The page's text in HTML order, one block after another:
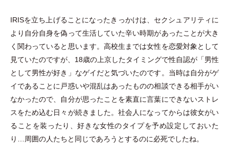
IRISを立ち上げることになったきっかけは、セクシュアリティに
より自分自身を偽って生活していた辛い時期があったことが大き
く関わっていると思います。高校生までは女性を恋愛対象として
見ていたのですが、18歳の上京したタイミングで性自認が 「男性
として男性が好き 」 なゲイだと気づいたのです。当時は自分がゲ
イであることに戸惑いや混乱はあったものの相談できる相手がい
なかったので、自分が思ったことを素直に言葉にできないストレ
スをため込む日々が続きました。社会人になってからは彼女がい
ることを装ったり、好きな女性のタイプを予め設定しておいた
り…周囲の人たちと同じであろうとするのに必死でしたね。